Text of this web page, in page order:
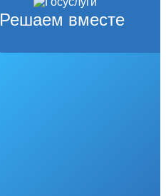
Решаем вместе